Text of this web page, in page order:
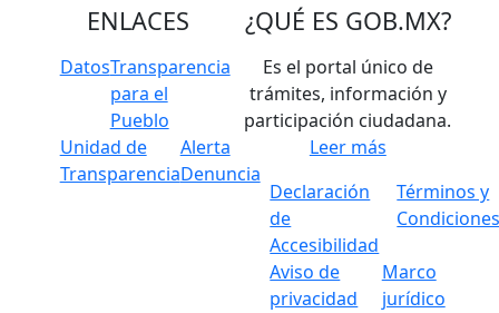
ENLACES
DatosTransparencia
para el
Pueblo
Unidad de
Transparencia
Alerta
Denuncia
¿QUÉ ES GOB.MX?
Es el portal único de
trámites, información y
participación ciudadana.
Leer más
Declaración
de
Accesibilidad
Términos y
Aviso de
privacidad
Marco
jurídico